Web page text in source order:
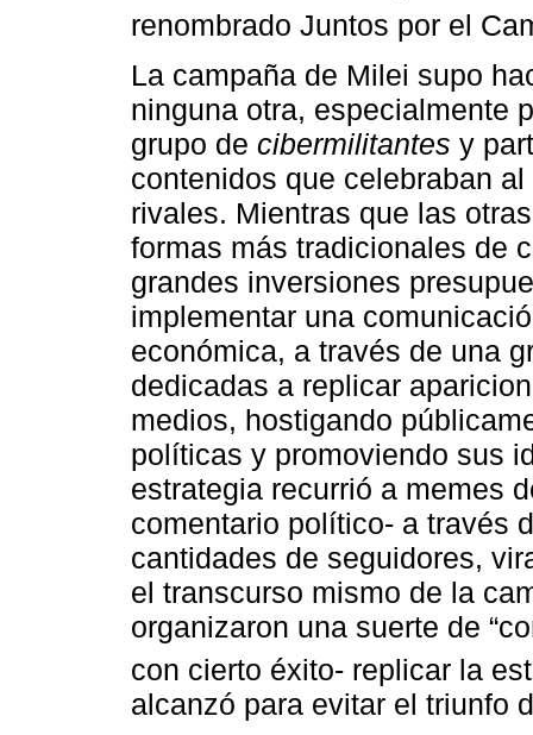
renombrado Juntos por el
La campaña de Milei supo
ninguna otra, especialmente
grupo de cibermilitantes y
contenidos que celebraban
rivales. Mientras que las
formas más tradicionales de
grandes inversiones
implementar una
económica, a través de una
dedicadas a replicar
medios, hostigando
políticas y promoviendo sus
estrategia recurrió a memes
comentario político- a través
cantidades de seguidores,
el transcurso mismo de la
organizaron una suerte de
con cierto éxito- replicar la
alcanzó para evitar el triunfo